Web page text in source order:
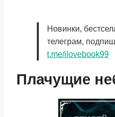
Новинки,
телеграм,
t.me/ilovebook99
Плачущие